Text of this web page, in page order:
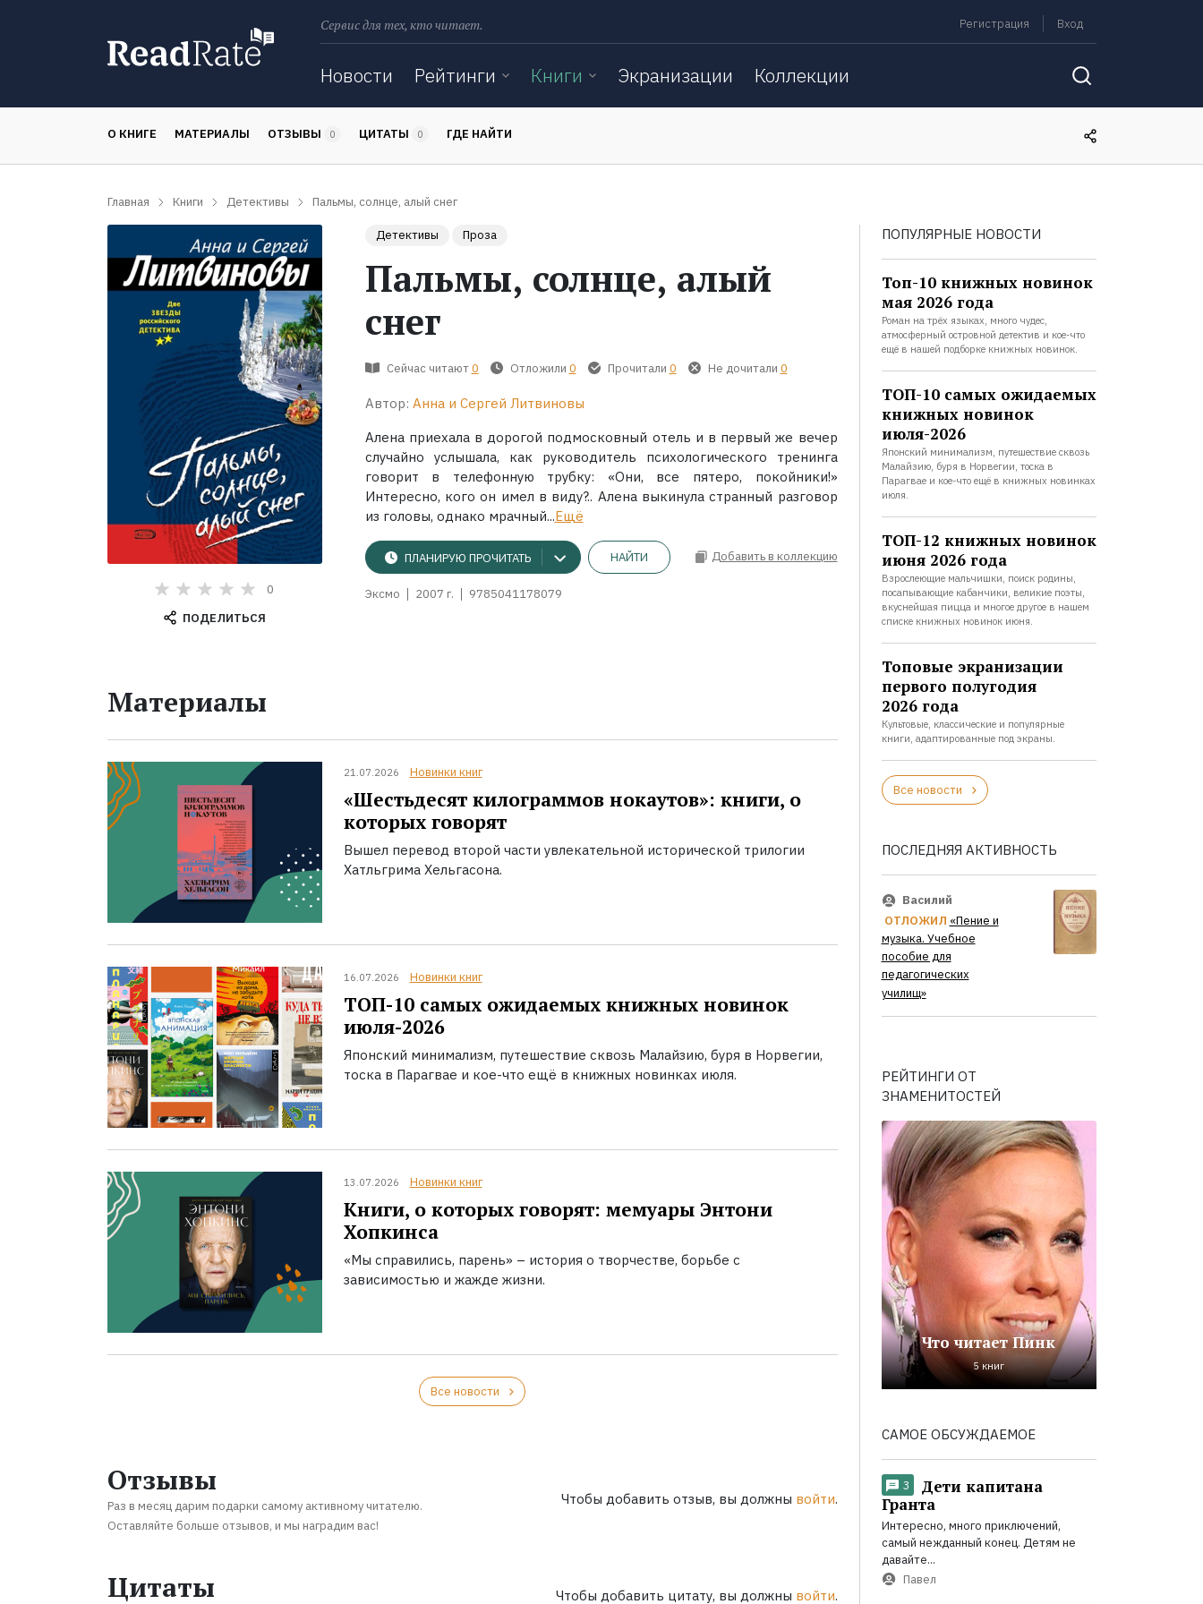
Сервис для тех, кто читает. Регистрация Вход
Новости Рейтинги Книги Экранизации Коллекции
О КНИГЕ МАТЕРИАЛЫ ОТЗЫВЫ 0 ЦИТАТЫ 0 ГДЕ НАЙТИ
Главная Книги Детективы Пальмы, солнце, алый снег
0
ПОДЕЛИТЬСЯ
Детективы Проза
Пальмы, солнце, алый
снег
Сейчас читают 0 Отложили 0 Прочитали 0 Не дочитали 0
Автор: Анна и Сергей Литвиновы
Алена приехала в дорогой подмосковный отель и в первый же вечер
случайно услышала, как руководитель психологического тренинга
говорит в телефонную трубку: «Они, все пятеро, покойники!»
Интересно, кого он имел в виду?.. Алена выкинула странный разговор
из головы, однако мрачный...Ещё
ПЛАНИРУЮ ПРОЧИТАТЬ НАЙТИ Добавить в коллекцию
Эксмо 2007 г. 9785041178079
Материалы
21.07.2026 Новинки книг
«Шестьдесят килограммов нокаутов»: книги, о
которых говорят
Вышел перевод второй части увлекательной исторической трилогии
Хатльгрима Хельгасона.
16.07.2026 Новинки книг
ТОП-10 самых ожидаемых книжных новинок
июля-2026
Японский минимализм, путешествие сквозь Малайзию, буря в Норвегии,
тоска в Парагвае и кое-что ещё в книжных новинках июля.
13.07.2026 Новинки книг
Книги, о которых говорят: мемуары Энтони
Хопкинса
«Мы справились, парень» – история о творчестве, борьбе с
зависимостью и жажде жизни.
Все новости
Отзывы
Раз в месяц дарим подарки самому активному читателю.
Оставляйте больше отзывов, и мы наградим вас!
Чтобы добавить отзыв, вы должны войти.
Цитаты Чтобы добавить цитату, вы должны войти.
ПОПУЛЯРНЫЕ НОВОСТИ
Топ-10 книжных новинок
мая 2026 года
Роман на трёх языках, много чудес,
атмосферный островной детектив и кое-что
ещё в нашей подборке книжных новинок.
ТОП-10 самых ожидаемых
книжных новинок
июля-2026
Японский минимализм, путешествие сквозь
Малайзию, буря в Норвегии, тоска в
Парагвае и кое-что ещё в книжных новинках
июля.
ТОП-12 книжных новинок
июня 2026 года
Взрослеющие мальчишки, поиск родины,
посапывающие кабанчики, великие поэты,
вкуснейшая пицца и многое другое в нашем
списке книжных новинок июня.
Топовые экранизации
первого полугодия
2026 года
Культовые, классические и популярные
книги, адаптированные под экраны.
Все новости
ПОСЛЕДНЯЯ АКТИВНОСТЬ
Василий
ОТЛОЖИЛ «Пение и
музыка. Учебное
пособие для
педагогических
училищ»
РЕЙТИНГИ ОТ
ЗНАМЕНИТОСТЕЙ
Что читает Пинк
5 книг
САМОЕ ОБСУЖДАЕМОЕ
3
Дети капитана
Гранта
Интересно, много приключений,
самый нежданный конец. Детям не
давайте...
Павел